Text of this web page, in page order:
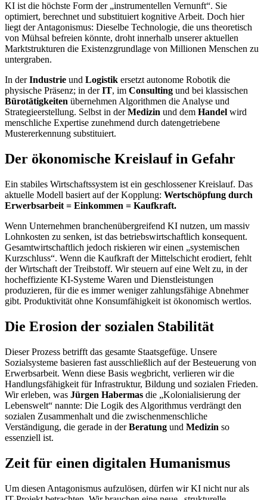
​KI ist die höchste Form der „instrumentellen Vernunft“. Sie
optimiert, berechnet und substituiert kognitive Arbeit. Doch hier
liegt der Antagonismus: Dieselbe Technologie, die uns theoretisch
von Mühsal befreien könnte, droht innerhalb unserer aktuellen
Marktstrukturen die Existenzgrundlage von Millionen Menschen zu
untergraben.
​In derIndustrie und Logistik ersetzt autonome Robotik die
physische Präsenz; in derIT, im Consulting und bei klassischen
Bürotätigkeiten übernehmen Algorithmen die Analyse und
Strategieerstellung. Selbst in derMedizin und dem Handel wird
menschliche Expertise zunehmend durch datengetriebene
Mustererkennung substituiert.
​Der ökonomische Kreislauf in Gefahr
​Ein stabiles Wirtschaftssystem ist ein geschlossener Kreislauf. Das
aktuelle Modell basiert auf der Kopplung: Wertschöpfung durch
Erwerbsarbeit = Einkommen = Kaufkraft.
​Wenn Unternehmen branchenübergreifend KI nutzen, um massiv
Lohnkosten zu senken, ist das betriebswirtschaftlich konsequent.
Gesamtwirtschaftlich jedoch riskieren wir einen „systemischen
Kurzschluss“. Wenn die Kaufkraft der Mittelschicht erodiert, fehlt
der Wirtschaft der Treibstoff. Wir steuern auf eine Welt zu, in der
hocheffiziente KI-Systeme Waren und Dienstleistungen
produzieren, für die es immer weniger zahlungsfähige Abnehmer
gibt. Produktivität ohne Konsumfähigkeit ist ökonomisch wertlos.
​Die Erosion der sozialen Stabilität
​Dieser Prozess betrifft das gesamte Staatsgefüge. Unsere
Sozialsysteme basieren fast ausschließlich auf der Besteuerung von
Erwerbsarbeit. Wenn diese Basis wegbricht, verlieren wir die
Handlungsfähigkeit für Infrastruktur, Bildung und sozialen Frieden.
Wir erleben, was Jürgen Habermas die „Kolonialisierung der
Lebenswelt“ nannte: Die Logik des Algorithmus verdrängt den
sozialen Zusammenhalt und die zwischenmenschliche
Verständigung, die gerade in derBeratung und Medizin so
essenziell ist.
​Zeit für einen digitalen Humanismus
​Um diesen Antagonismus aufzulösen, dürfen wir KI nicht nur als